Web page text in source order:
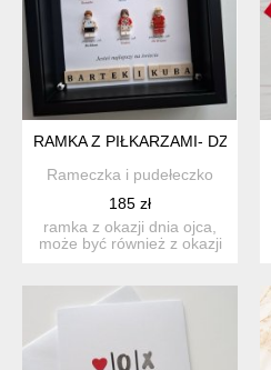
RAMKA Z PIŁKARZAMI- DZIEŃ
Rameczka i pudełeczko
185 zł
ramka z okazji dnia ojca,
może być również z okazji